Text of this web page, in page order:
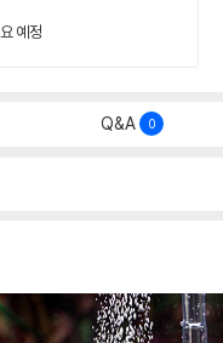
예정
Q&A 0